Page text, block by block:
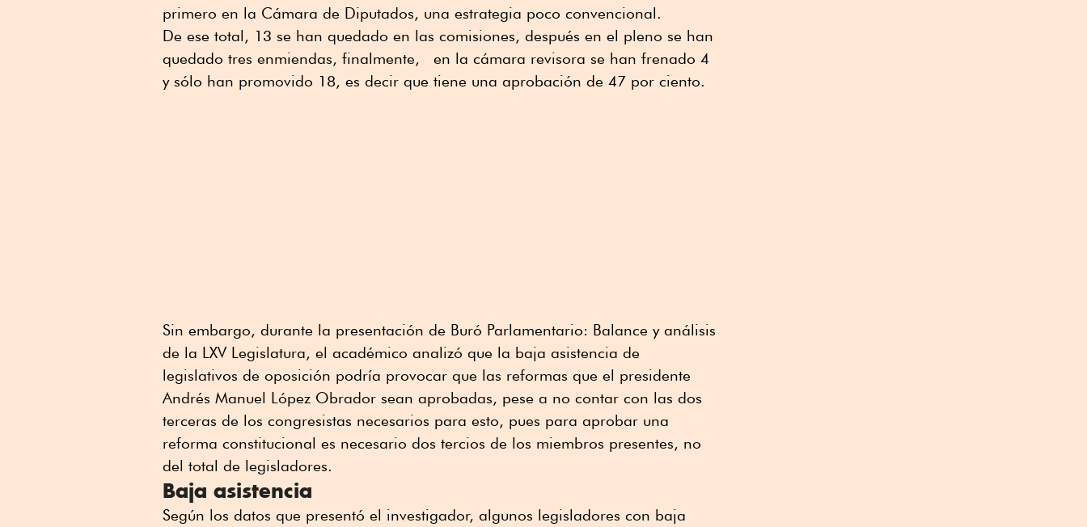
primero en la Cámara de Diputados, una estrategia poco convencional.
De ese total, 13 se han quedado en las comisiones, después en el pleno se han
quedado tres enmiendas, finalmente, en la cámara revisora se han frenado 4
y sólo han promovido 18, es decir que tiene una aprobación de 47 por ciento.
Sin embargo, durante la presentación de Buró Parlamentario: Balance y análisis
de la LXV Legislatura, el académico analizó que la baja asistencia de
legislativos de oposición podría provocar que las reformas que el presidente
Andrés Manuel López Obrador sean aprobadas, pese a no contar con las dos
terceras de los congresistas necesarios para esto, pues para aprobar una
reforma constitucional es necesario dos tercios de los miembros presentes, no
del total de legisladores.
Baja asistencia
Según los datos que presentó el investigador, algunos legisladores con baja